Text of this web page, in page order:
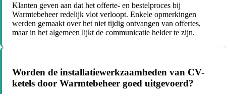
Klanten geven aan dat het offerte- en bestelproces bij
Warmtebeheer redelijk vlot verloopt. Enkele opmerkingen
werden gemaakt over het niet tijdig ontvangen van offertes,
maar in het algemeen lijkt de communicatie helder te zijn.
Worden de installatiewerkzaamheden van CV-
ketels door Warmtebeheer goed uitgevoerd?